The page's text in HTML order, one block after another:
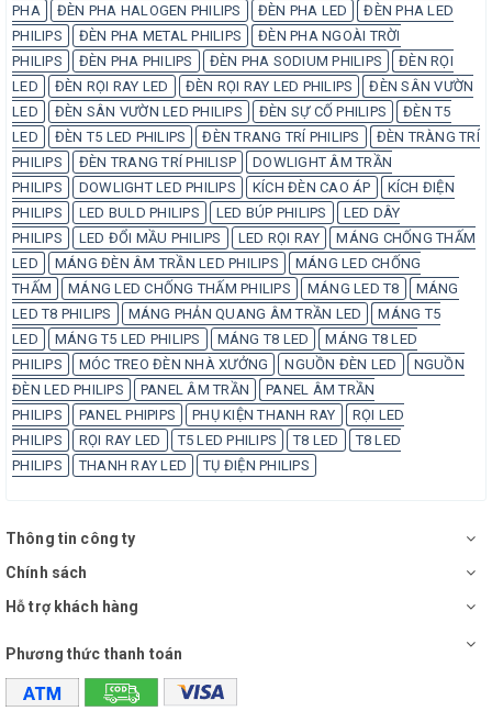
PHA
ĐÈN PHA HALOGEN PHILIPS ĐÈN PHA LED
ĐÈN PHA LED
PHILIPS
ĐÈN PHA METAL PHILIPS
ĐÈN PHA NGOÀI TRỜI
PHILIPS
ĐÈN PHA PHILIPS ĐÈN PHA SODIUM PHILIPS
ĐÈN RỌI
LED
ĐÈN RỌI RAY LED ĐÈN RỌI RAY LED PHILIPS
ĐÈN SÂN VƯỜN
LED
ĐÈN SÂN VƯỜN LED PHILIPS ĐÈN SỰ CỐ PHILIPS
ĐÈN T5
LED
ĐÈN T5 LED PHILIPS ĐÈN TRANG TRÍ PHILIPS
ĐÈN TRÀNG TRÍ
PHILIPS
ĐÈN TRANG TRÍ PHILISP
DOWLIGHT ÂM TRẦN
PHILIPS
DOWLIGHT LED PHILIPS KÍCH ĐÈN CAO ÁP
KÍCH ĐIỆN
PHILIPS
LED BULD PHILIPS LED BÚP PHILIPS
LED DÂY
PHILIPS
LED ĐỔI MẦU PHILIPS LED RỌI RAY
MÁNG CHỐNG THẤM
LED
MÁNG ĐÈN ÂM TRẦN LED PHILIPS
MÁNG LED CHỐNG
THẤM
MÁNG LED CHỐNG THẤM PHILIPS MÁNG LED T8
MÁNG
LED T8 PHILIPS
MÁNG PHẢN QUANG ÂM TRẦN LED
MÁNG T5
LED
MÁNG T5 LED PHILIPS MÁNG T8 LED
MÁNG T8 LED
PHILIPS
MÓC TREO ĐÈN NHÀ XƯỞNG NGUỒN ĐÈN LED
NGUỒN
ĐÈN LED PHILIPS
PANEL ÂM TRẦN
PANEL ÂM TRẦN
PHILIPS
PANEL PHIPIPS PHỤ KIỆN THANH RAY
RỌI LED
PHILIPS
RỌI RAY LED T5 LED PHILIPS T8 LED
T8 LED
PHILIPS
THANH RAY LED TỤ ĐIỆN PHILIPS
Thông tin công ty
Chính sách
Hỗ trợ khách hàng
Phương thức thanh toán